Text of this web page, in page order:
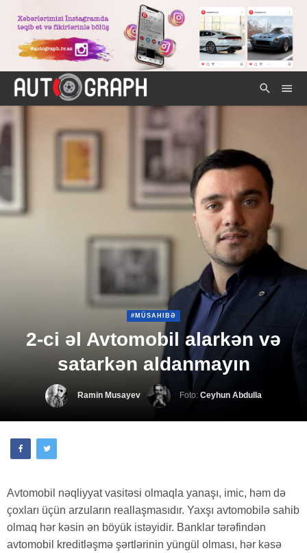
#MÜSAHIBƏ
2-ci əl Avtomobil alarkən və
satarkən aldanmayın
Ramin Musayev Foto:Ceyhun Abdulla
Avtomobil nəqliyyat vasitəsi olmaqla yanaşı, imic, həm də
çoxları üçün arzuların reallaşmasıdır. Yaxşı avtomobilə sahib
olmaq hər kəsin ən böyük istəyidir. Banklar tərəfindən
avtomobil kreditləşmə şərtlərinin yüngül olması, hər kəsə